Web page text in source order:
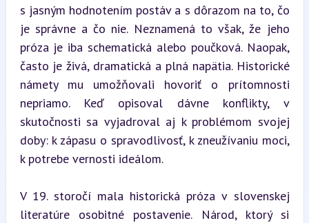
s jasným hodnotením postáv a s dôrazom na to, čo
je správne a čo nie. Neznamená to však, že jeho
próza je iba schematická alebo poučková. Naopak,
často je živá, dramatická a plná napätia. Historické
námety mu umožňovali hovoriť o prítomnosti
nepriamo. Keď opisoval dávne konflikty, v
skutočnosti sa vyjadroval aj k problémom svojej
doby: k zápasu o spravodlivosť, k zneužívaniu moci,
k potrebe vernosti ideálom.
V 19. storočí mala historická próza v slovenskej
literatúre osobitné postavenie. Národ, ktorý si